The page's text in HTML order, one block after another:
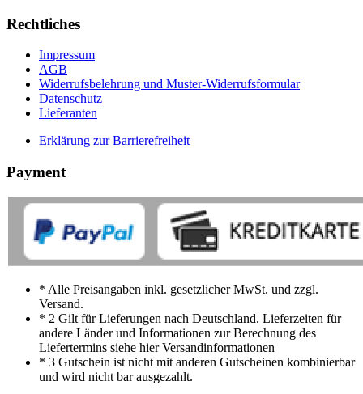
Rechtliches
Impressum
AGB
Widerrufsbelehrung und Muster-Widerrufsformular
Datenschutz
Lieferanten
Erklärung zur Barrierefreiheit
Payment
* Alle Preisangaben inkl. gesetzlicher MwSt. und zzgl.
Versand.
* 2 Gilt für Lieferungen nach Deutschland. Lieferzeiten für
andere Länder und Informationen zur Berechnung des
Liefertermins siehe hier Versandinformationen
* 3 Gutschein ist nicht mit anderen Gutscheinen kombinierbar
und wird nicht bar ausgezahlt.